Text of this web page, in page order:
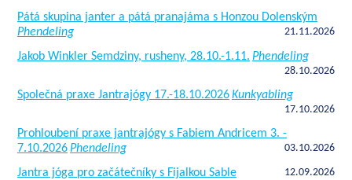
Pátá skupina janter a pátá pranajáma s Honzou Dolenským
Phendeling
21.11.2026
Jakob Winkler Semdziny, rusheny, 28.10.-1.11. Phendeling
28.10.2026
Společná praxe Jantrajógy 17.-18.10.2026Kunkyabling
17.10.2026
Prohloubení praxe jantrajógy s Fabiem Andricem 3. -
7.10.2026Phendeling 03.10.2026
Jantra jóga pro začátečníky s Fijalkou Sable 12.09.2026